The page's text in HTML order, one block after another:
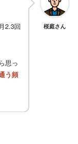
2.3回
思っ
う頻
桜庭さん